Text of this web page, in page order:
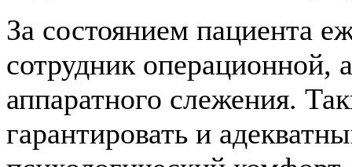
За состоянием пациента
сотрудник операционной,
аппаратного слежения.
гарантировать и